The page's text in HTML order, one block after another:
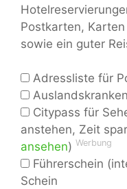
Postkarten,
sowie ein guter
Adressliste für
Citypass für
anstehen, Zeit
ansehen) Werbung
Führerschein
Schein